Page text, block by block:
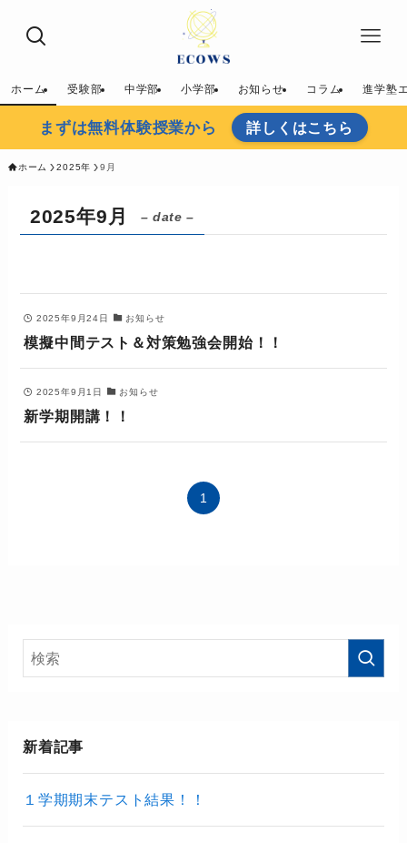
ホーム 受験部 中学部 小学部 お知らせ コラム 進学塾
まずは無料体験授業から 詳しくはこちら
ホーム 2025年 9月
2025年9月 – date –
2025年9月24日 お知らせ
模擬中間テスト＆対策勉強会開始！！
2025年9月1日 お知らせ
新学期開講！！
1
新着記事
１学期期末テスト結果！！